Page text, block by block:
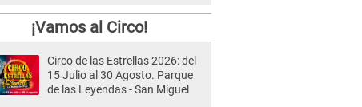
¡Vamos al Circo!
Circo de las Estrellas 2026: del
15 Julio al 30 Agosto. Parque
de las Leyendas - San Miguel